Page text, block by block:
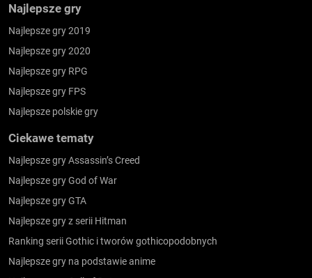
Najlepsze gry
Najlepsze gry 2019
Najlepsze gry 2020
Najlepsze gry RPG
Najlepsze gry FPS
Najlepsze polskie gry
Ciekawe tematy
Najlepsze gry Assassin’s Creed
Najlepsze gry God of War
Najlepsze gry GTA
Najlepsze gry z serii Hitman
Ranking serii Gothic i tworów gothicopodobnych
Najlepsze gry na podstawie anime